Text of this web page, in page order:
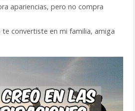
apariencias, pero no compra
te convertiste en mi familia, amiga